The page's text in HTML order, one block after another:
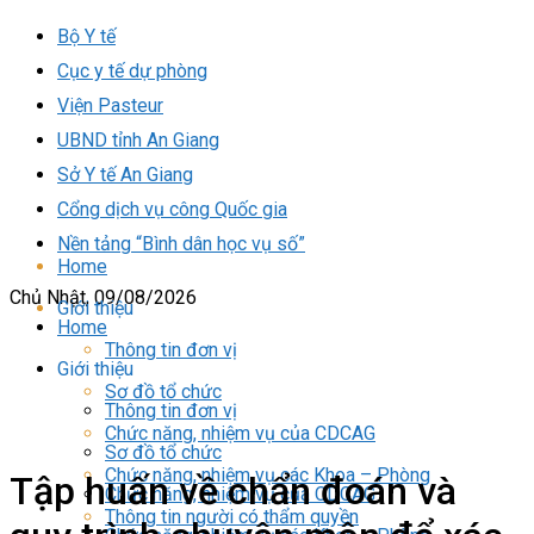
Bộ Y tế
Cục y tế dự phòng
Viện Pasteur
UBND tỉnh An Giang
Sở Y tế An Giang
Cổng dịch vụ công Quốc gia
Nền tảng “Bình dân học vụ số”
Chủ Nhật, 09/08/2026
Home
Giới thiệu
Thông tin đơn vị
Sơ đồ tổ chức
Chức năng, nhiệm vụ của CDCAG
Chức năng, nhiệm vụ các Khoa – Phòng
Thông tin người có thẩm quyền
Home
Giới thiệu
Thông tin đơn vị
Sơ đồ tổ chức
Chức năng, nhiệm vụ của CDCAG
Tập huấn về chẩn đoán và